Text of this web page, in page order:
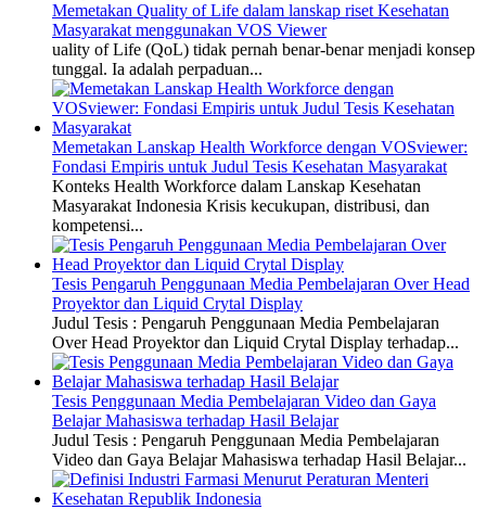
Memetakan Quality of Life dalam lanskap riset Kesehatan
Masyarakat menggunakan VOS Viewer
uality of Life (QoL) tidak pernah benar-benar menjadi konsep
tunggal. Ia adalah perpaduan...
Memetakan Lanskap Health Workforce dengan VOSviewer:
Fondasi Empiris untuk Judul Tesis Kesehatan Masyarakat
Konteks Health Workforce dalam Lanskap Kesehatan
Masyarakat Indonesia Krisis kecukupan, distribusi, dan
kompetensi...
Tesis Pengaruh Penggunaan Media Pembelajaran Over Head
Proyektor dan Liquid Crytal Display
Judul Tesis : Pengaruh Penggunaan Media Pembelajaran
Over Head Proyektor dan Liquid Crytal Display terhadap...
Tesis Penggunaan Media Pembelajaran Video dan Gaya
Belajar Mahasiswa terhadap Hasil Belajar
Judul Tesis : Pengaruh Penggunaan Media Pembelajaran
Video dan Gaya Belajar Mahasiswa terhadap Hasil Belajar...